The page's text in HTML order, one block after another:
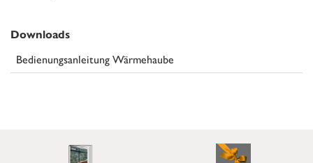
Downloads
Bedienungsanleitung Wärmehaube